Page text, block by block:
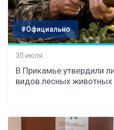
#Официально
30 июля
В Прикамье утвердили
видов лесных животных